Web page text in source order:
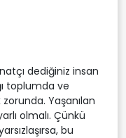
dediğiniz insan
toplumda ve
Yaşanılan
olmalı. Çünkü
bu